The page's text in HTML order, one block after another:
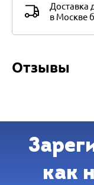
Доставка
в Москве
Отзывы
как